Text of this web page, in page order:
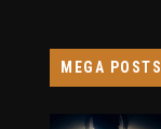
MEGA POSTS